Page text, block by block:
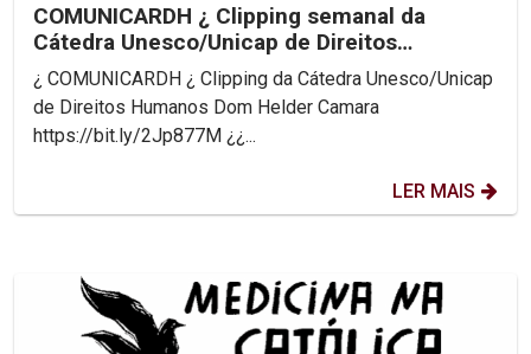
COMUNICARDH ¿ Clipping semanal da
Cátedra Unesco/Unicap de Direitos
Humanos Dom Helder Camara
¿ COMUNICARDH ¿ Clipping da Cátedra Unesco/Unicap
de Direitos Humanos Dom Helder Camara
https://bit.ly/2Jp877M ¿¿...
LER MAIS